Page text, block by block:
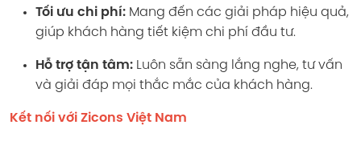
Tối ưu chi phí: Mang đến các giải pháp hiệu quả,
giúp khách hàng tiết kiệm chi phí đầu tư.
Hỗ trợ tận tâm: Luôn sẵn sàng lắng nghe, tư vấn
và giải đáp mọi thắc mắc của khách hàng.
Kết nối với Zicons Việt Nam